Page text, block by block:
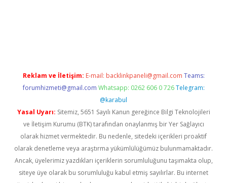
Reklam ve İletişim: E-mail: backlinkpaneli@gmail.com Teams:
forumhizmeti@gmail.com Whatsapp: 0262 606 0 726 Telegram:
@karabul
Yasal Uyarı: Sitemiz, 5651 Sayılı Kanun gereğince Bilgi Teknolojileri
ve İletişim Kurumu (BTK) tarafından onaylanmış bir Yer Sağlayıcı
olarak hizmet vermektedir. Bu nedenle, sitedeki içerikleri proaktif
olarak denetleme veya araştırma yükümlülüğümüz bulunmamaktadır.
Ancak, üyelerimiz yazdıkları içeriklerin sorumluluğunu taşımakta olup,
siteye üye olarak bu sorumluluğu kabul etmiş sayılırlar. Bu internet